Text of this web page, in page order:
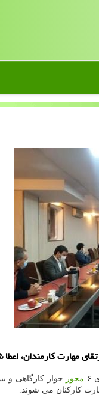
مجوز جوار کارگاهی و
کارکنان می شوند.